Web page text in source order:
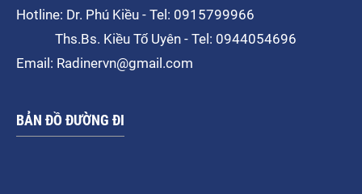
Hotline: Dr. Phú Kiều - Tel: 0915799966
Ths.Bs. Kiều Tố Uyên - Tel: 0944054696
Email: Radinervn@gmail.com
BẢN ĐỒ ĐƯỜNG ĐI